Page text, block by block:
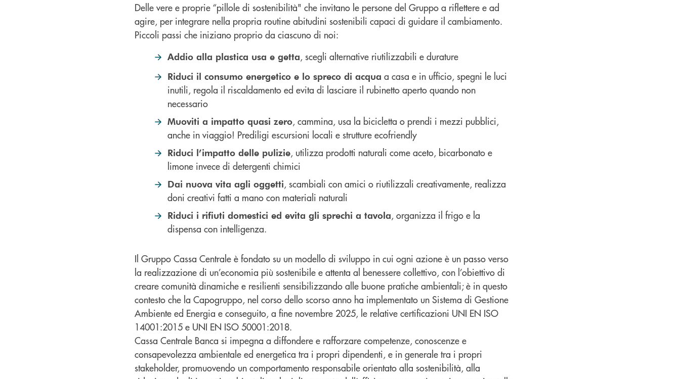
Delle vere e proprie “pillole di sostenibilità" che invitano le persone del Gruppo a riflettere e ad
agire, per integrare nella propria routine abitudini sostenibili capaci di guidare il cambiamento.
Piccoli passi che iniziano proprio da ciascuno di noi:
Addio alla plastica usa e getta, scegli alternative riutilizzabili e durature
Riduci il consumo energetico e lo spreco di acqua a casa e in ufficio, spegni le luci
inutili, regola il riscaldamento ed evita di lasciare il rubinetto aperto quando non
necessario
Muoviti a impatto quasi zero, cammina, usa la bicicletta o prendi i mezzi pubblici,
anche in viaggio! Prediligi escursioni locali e strutture ecofriendly
Riduci l’impatto delle pulizie, utilizza prodotti naturali come aceto, bicarbonato e
limone invece di detergenti chimici
Dai nuova vita agli oggetti, scambiali con amici o riutilizzali creativamente, realizza
doni creativi fatti a mano con materiali naturali
Riduci i rifiuti domestici ed evita gli sprechi a tavola, organizza il frigo e la
dispensa con intelligenza.
Il Gruppo Cassa Centrale è fondato su un modello di sviluppo in cui ogni azione è un passo verso
la realizzazione di un’economia più sostenibile e attenta al benessere collettivo, con l’obiettivo di
creare comunità dinamiche e resilienti sensibilizzando alle buone pratiche ambientali; è in questo
contesto che la Capogruppo, nel corso dello scorso anno ha implementato un Sistema di Gestione
Ambiente ed Energia e conseguito, a fine novembre 2025, le relative certificazioni UNI EN ISO
14001:2015 e UNI EN ISO 50001:2018.
Cassa Centrale Banca si impegna a diffondere e rafforzare competenze, conoscenze e
consapevolezza ambientale ed energetica tra i propri dipendenti, e in generale tra i propri
stakeholder, promuovendo un comportamento responsabile orientato alla sostenibilità, alla